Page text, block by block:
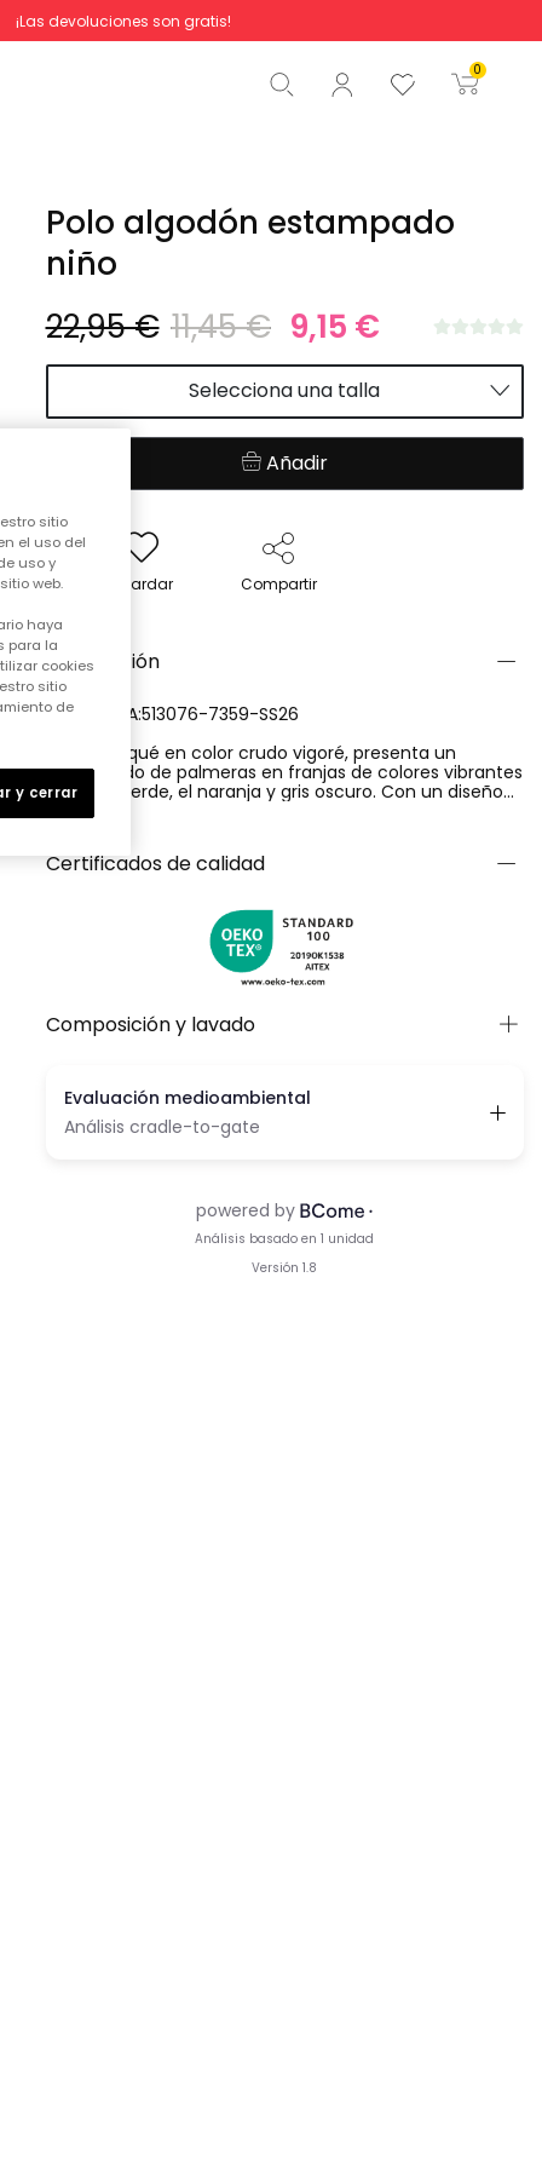
¡Las devoluciones son gratis!
0
Total 0,00 €
Comenzar pedido
Polo algodón estampado
niño
22,95 € 11,45 € 9,15 €
Selecciona una talla
Añadir
Guardar Compartir
Descripción
REFERENCIA:513076-7359-SS26
Polo de piqué en color crudo vigoré, presenta un
estampado de palmeras en franjas de colores vibrantes
como el verde, el naranja y gris oscuro. Con un diseño
de manga corta y cuello clásico, es ideal para climas
años, combina perfectamente con pantalones cortos
para un look veraniego y fresco. Su material de algodón
práctica y versátil para el día a día de los pequeños.
Ver más
Certificados de calidad
Composición y lavado
sitio
el uso del
uso y
web.
haya
para la
cookies
sitio
de
y cerrar